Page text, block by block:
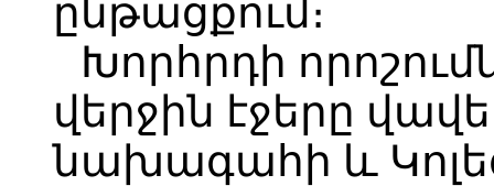
ընթացքում։
Խորհրդի
վերջին էջերը
նախագահի և